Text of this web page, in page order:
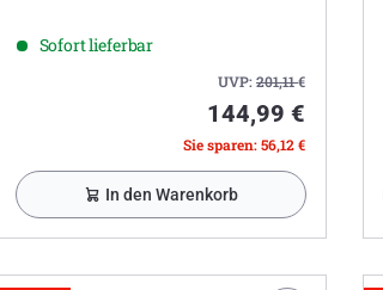
Sofort lieferbar
UVP:201,11€
144,99 €
Sie sparen: 56,12 €
In den Warenkorb